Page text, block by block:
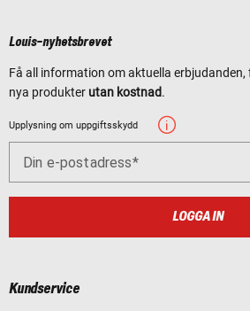
Louis-nyhetsbrevet
Få all information om aktuella
nya produkter utan kostnad.
Upplysning om uppgiftsskydd
Din e-postadress
LOGGA IN
Kundservice